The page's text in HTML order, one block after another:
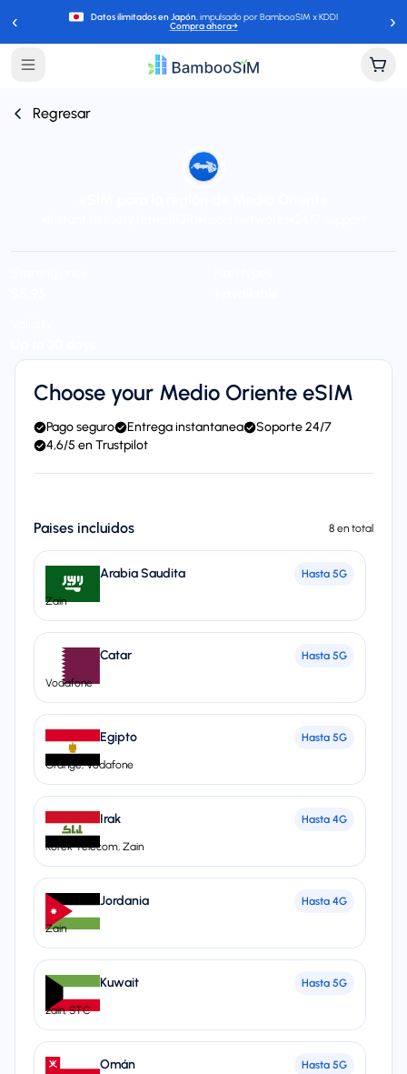
‹ Datos ilimitados en Japón, impulsado por BambooSIM x KDDI
Compra ahora→ ›
Regresar
Choose your Medio Oriente eSIM
Pago seguro Entrega instantanea
Soporte 24/7
4,6/5 en Trustpilot
Paises incluidos 8 en total
Arabia Saudita Hasta 5G
Zain
Catar Hasta 5G
Vodafone
Egipto Hasta 5G
Orange, Vodafone
Irak Hasta 4G
Korek Telecom, Zain
Jordania Hasta 4G
Zain
Kuwait Hasta 5G
zain, STC
Omán Hasta 5G